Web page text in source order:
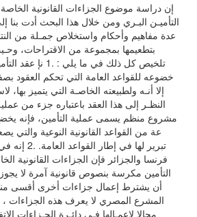
إن دراسة موضوع الجزاءات القانونية
التأميـن البـري ومن خلال هذا البحث أدت بنا
عدة مفاهيم وأحكام واستخلاص جمـلة من
بتطعيمها بمجموعة من الاقتراحات،
تلخيص كل ذلك في ما يلي :
خضوعه للقواعد العامة التي تحكم العقود
إلا أنـه ولطبيعته الخاصـة التي يتميز بها،
النظـر إلى هذا العقد باعتباره جزء من
مشروع منظم يسمى عملية التأمين، فإنه
عة من القواعد القانونية النوعية والتي
تبرير لها في إطار
فرنسا والجزائر فإن الجزاءات القانونية
التأمين مكرسة بنصوص قانونية آمرة لا
المشرع المصري لا يعرف هذه الجزاءات
مجالا لإعمـالها فـي دائـرة الجـزاءات